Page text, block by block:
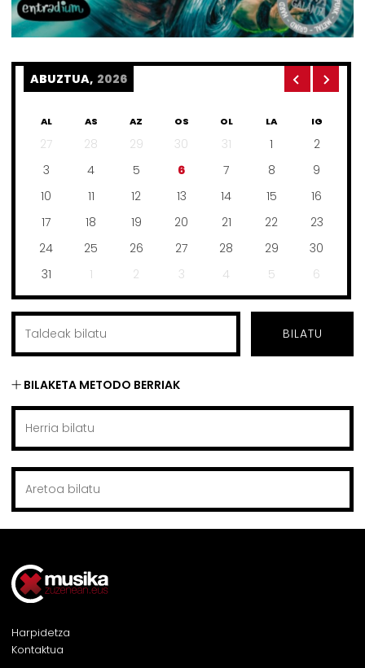
ABUZTUA, 2026
AL AS AZ OS OL LA IG
27 28 29 30 31 1
2
3
4 5 6 7 8
9
10
11 12 13 14 15
16
17
18 19 20 21 22
23
24
25 26 27 28 29
30
31
1 2 3 4 5 6
BILATU
BILAKETA METODO BERRIAK
Harpidetza
Kontaktua